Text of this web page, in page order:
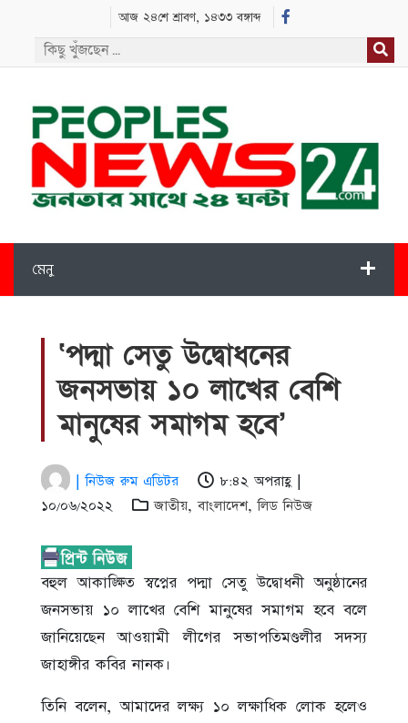
আজ ২৪শে শ্রাবণ, ১৪৩৩ বঙ্গাব্দ
মেনু
‘পদ্মা সেতু উদ্বোধনের
জনসভায় ১০ লাখের বেশি
মানুষের সমাগম হবে’
| নিউজ রুম এডিটর
৮:৪২ অপরাহ্ণ |
১০/০৬/২০২২
জাতীয়,বাংলাদেশ,লিড নিউজ
বহুল আকাঙ্ক্ষিত স্বপ্নের পদ্মা সেতু উদ্বোধনী অনুষ্ঠানের
জনসভায় ১০ লাখের বেশি মানুষের সমাগম হবে বলে
জানিয়েছেন আওয়ামী লীগের সভাপতিমণ্ডলীর সদস্য
জাহাঙ্গীর কবির নানক।
তিনি বলেন, আমাদের লক্ষ্য ১০ লক্ষাধিক লোক হলেও